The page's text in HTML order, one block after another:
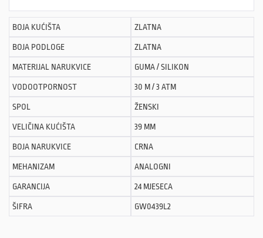
BOJA KUĆIŠTA ZLATNA
BOJA PODLOGE ZLATNA
MATERIJAL NARUKVICE GUMA / SILIKON
VODOOTPORNOST 30 M / 3 ATM
SPOL ŽENSKI
VELIČINA KUĆIŠTA 39 MM
BOJA NARUKVICE CRNA
MEHANIZAM ANALOGNI
GARANCIJA 24 MJESECA
ŠIFRA GW0439L2